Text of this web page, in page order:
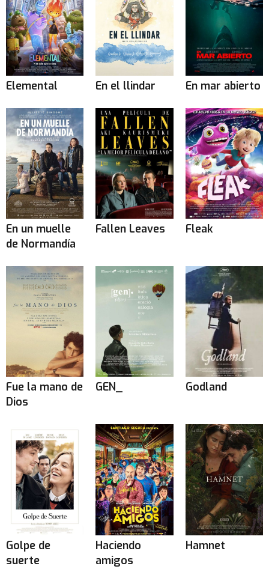
Elemental En el llindar En mar abierto
En un muelle
de Normandía
Fallen Leaves Fleak
Fue la mano de
Dios
GEN_ Godland
Golpe de
suerte
Haciendo
amigos
Hamnet